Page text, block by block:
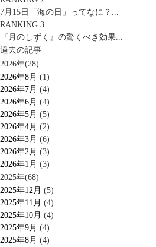
7月15日「海の日」ってなに？...
RANKING 3
『月のしずく』の驚くべき効果...
過去の記事
2026年(28)
2026年8月 (1)
2026年7月 (4)
2026年6月 (4)
2026年5月 (5)
2026年4月 (2)
2026年3月 (6)
2026年2月 (3)
2026年1月 (3)
2025年(68)
2025年12月 (5)
2025年11月 (4)
2025年10月 (4)
2025年9月 (4)
2025年8月 (4)